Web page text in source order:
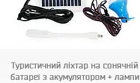
Туристичний ліхтар на сонячній
батареї з акумулятором + лампи
1009739-Black-1